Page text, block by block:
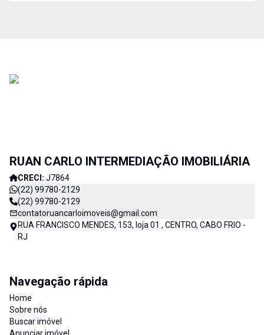
RUAN CARLO INTERMEDIAÇÃO IMOBILIÁRIA
CRECI: J7864
(22) 99780-2129
(22) 99780-2129
contatoruancarloimoveis@gmail.com
RUA FRANCISCO MENDES, 153, loja 01 , CENTRO, CABO FRIO -
RJ
Navegação rápida
Home
Sobre nós
Buscar imóvel